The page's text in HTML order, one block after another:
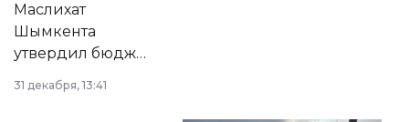
Маслихат
Шымкента
утвердил бюджет
города на 2026–
2028 годы.
31 декабря, 13:41